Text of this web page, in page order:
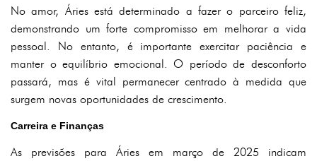
No amor, Áries está determinado a fazer o parceiro feliz,
demonstrando um forte compromisso em melhorar a vida
pessoal. No entanto, é importante exercitar paciência e
manter o equilíbrio emocional. O período de desconforto
passará, mas é vital permanecer centrado à medida que
surgem novas oportunidades de crescimento.
Carreira e Finanças
As previsões para Áries em março de 2025 indicam